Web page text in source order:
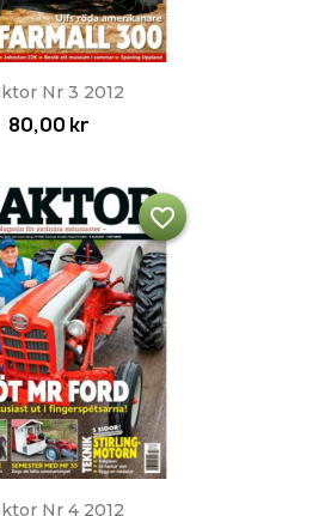
Snabbvy
Nr 3 2012
80,00 kr
Snabbvy
Nr 4 2012
favorite_border